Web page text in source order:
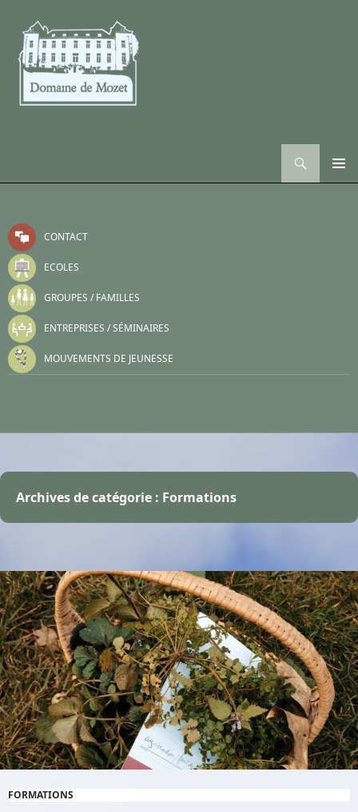
CONTACT
ECOLES
GROUPES / FAMILLES
ENTREPRISES / SÉMINAIRES
MOUVEMENTS DE JEUNESSE
Archives de catégorie : Formations
FORMATIONS